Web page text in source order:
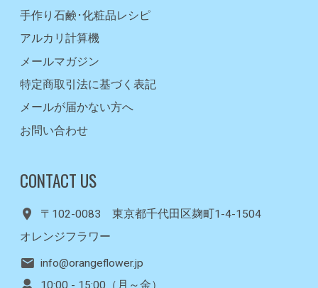
手作り石鹸･化粧品レシピ
アルカリ計算機
メールマガジン
特定商取引法に基づく表記
メールが届かない方へ
お問い合わせ
CONTACT US
〒102-0083 東京都千代田区麹町1-4-1504
オレンジフラワー
info@orangeflower.jp
10:00 - 15:00（月～金）